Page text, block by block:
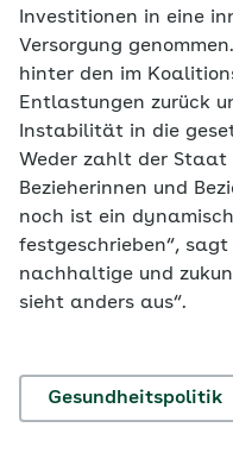
Investitionen in eine
Versorgung
hinter den im
Entlastungen zurück
Instabilität in die
Weder zahlt der Staat
Bezieherinnen und
noch ist ein
festgeschrieben“, sagt
nachhaltige und
sieht anders aus“.
Gesundheitspolitik